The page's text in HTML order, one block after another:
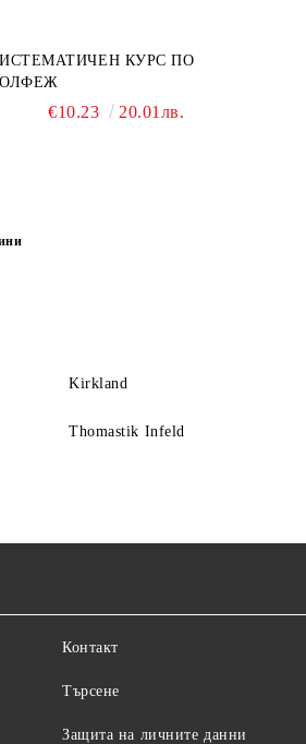
КУРС ПО
€10.23 20.01лв.
Kirkland
Thomastik Infeld
Контакт
Търсене
Защита на личните данни